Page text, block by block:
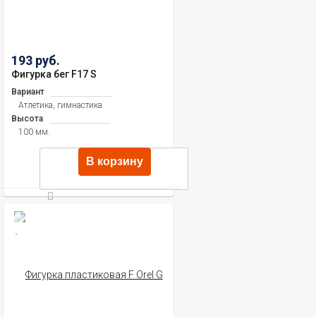
193 руб.
Фигурка бег F17 S
Вариант
Атлетика, гимнастика
Высота
100 мм.
В корзину